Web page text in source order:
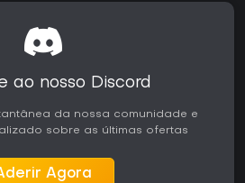
ao nosso Discord
da nossa comunidade e
sobre as últimas ofertas
Agora